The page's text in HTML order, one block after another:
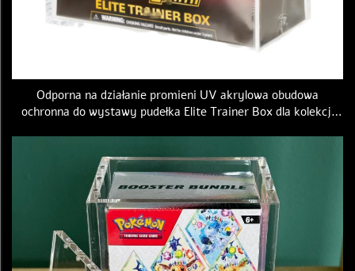
Odporna na działanie promieni UV akrylowa obudowa
ochronna do wystawy pudełka Elite Trainer Box dla kolekcji